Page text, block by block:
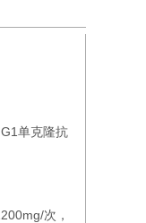
单克隆抗
次，